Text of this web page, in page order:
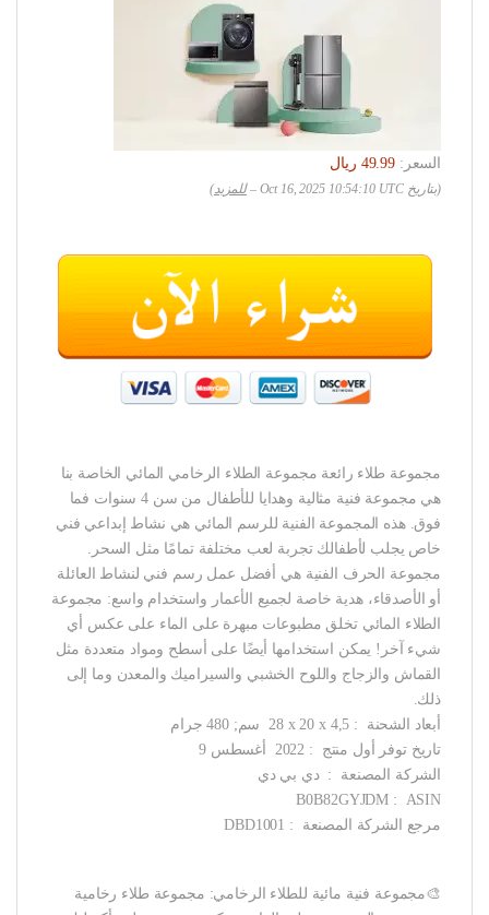
السعر:
‏49.99 ريال
(بتاريخ Oct 16, 2025 10:54:10 UTC – للمزيد)
مجموعة طلاء رائعة مجموعة الطلاء الرخامي المائي الخاصة بنا
هي مجموعة فنية مثالية وهدايا للأطفال من سن 4 سنوات فما
فوق. هذه المجموعة الفنية للرسم المائي هي نشاط إبداعي فني
خاص يجلب لأطفالك تجربة لعب مختلفة تمامًا مثل السحر.
مجموعة الحرف الفنية هي أفضل عمل رسم فني لنشاط العائلة
أو الأصدقاء، هدية خاصة لجميع الأعمار واستخدام واسع: مجموعة
الطلاء المائي تخلق مطبوعات مبهرة على الماء على عكس أي
شيء آخر! يمكن استخدامها أيضًا على أسطح ومواد متعددة مثل
القماش والزجاج واللوح الخشبي والسيراميك والمعدن وما إلى
ذلك.
أبعاد الشحنة ‏ : ‎ 28 x 20 x 4,5 سم; 480 جرام
تاريخ توفر أول منتج ‏ : ‎ 2022 أغسطس 9
الشركة المصنعة ‏ : ‎ دي بي دي
ASIN ‏ : ‎ B0B82GYJDM
مرجع الشركة المصنعة ‏ : ‎ DBD1001
🎨مجموعة فنية مائية للطلاء الرخامي: مجموعة طلاء رخامية